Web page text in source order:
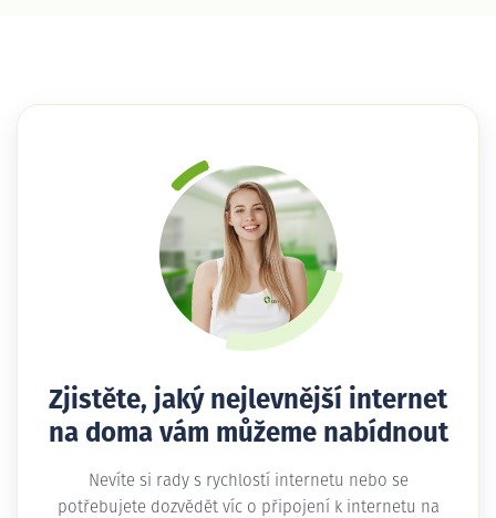
Zjistěte, jaký nejlevnější internet
na doma vám můžeme nabídnout
Nevíte si rady s rychlostí internetu nebo se
potřebujete dozvědět víc o připojení k internetu na